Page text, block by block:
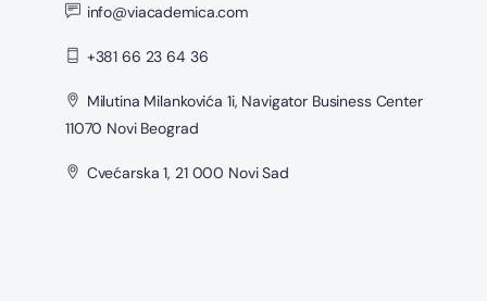
info@viacademica.com
+381 66 23 64 36
Milutina Milankovića 1i, Navigator Business Center
11070 Novi Beograd
Cvećarska 1, 21 000 Novi Sad